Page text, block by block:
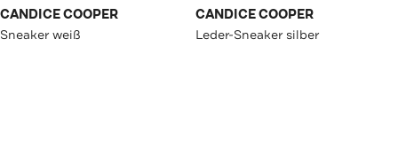
CANDICE COOPER
Sneaker weiß
CANDICE COOPER
Leder-Sneaker silber